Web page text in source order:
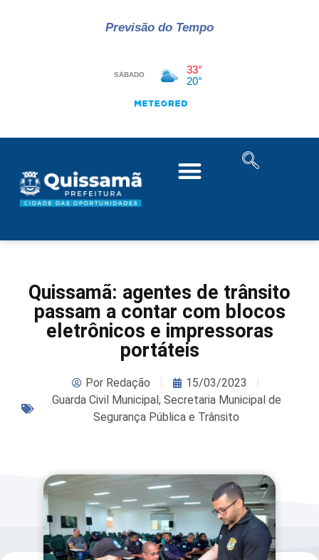
Previsão do Tempo
Quissamã: agentes de trânsito
passam a contar com blocos
eletrônicos e impressoras
portáteis
PorRedação
15/03/2023
Guarda Civil Municipal, Secretaria Municipal de
Segurança Pública e Trânsito